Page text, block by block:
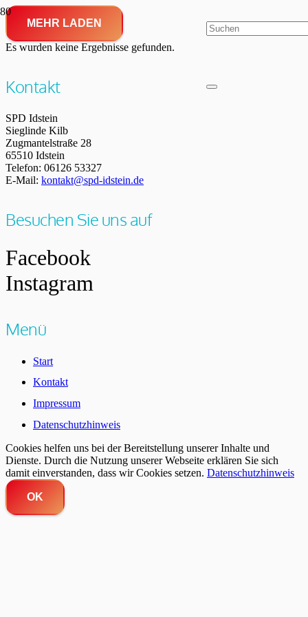
MEHR LADEN
Es wurden keine Ergebnisse gefunden.
Kontakt
SPD Idstein
Sieglinde Kilb
Zugmantelstraße 28
65510 Idstein
Telefon: 06126 53327
E-Mail: kontakt@spd-idstein.de
Besuchen Sie uns auf
Facebook
Instagram
Menü
Start
Kontakt
Impressum
Datenschutzhinweis
Cookies helfen uns bei der Bereitstellung unserer Inhalte und
Dienste. Durch die Nutzung unserer Webseite erklären Sie sich
damit einverstanden, dass wir Cookies setzen. Datenschutzhinweis
OK